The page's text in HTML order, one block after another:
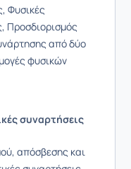
Φυσικές
Προσδιορισμός
από δύο
φυσικών
συναρτήσεις
απόσβεσης και